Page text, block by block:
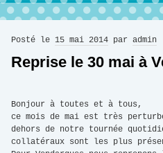
Reprise le 30 mai à
Posté le 15 mai 2014 par admin
Bonjour à toutes et à tous,
ce mois de mai est très
dehors de notre tournée
collatéraux sont les plus